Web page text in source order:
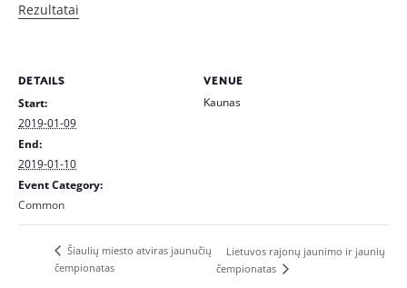
Rezultatai
DETAILS
Start:
2019-01-09
End:
2019-01-10
Event Category:
Common
VENUE
Kaunas
Šiaulių miesto atviras jaunučių
čempionatas
Lietuvos rajonų jaunimo ir jaunių
čempionatas